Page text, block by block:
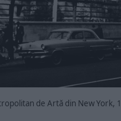
de Artă din New York,